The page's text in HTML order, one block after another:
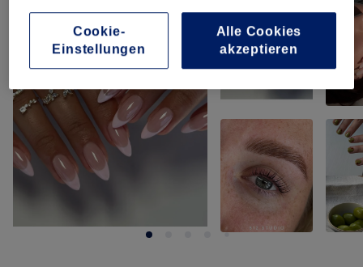
Cookie-
Einstellungen
Alle Cookies
akzeptieren